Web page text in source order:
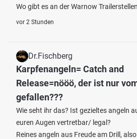
Wo gibt es an der Warnow
vor 2 Stunden
Dr.Fischberg
Karpfenangeln= Catch and
Release=nööö, der ist nur
gefallen???
Wie seht ihr das? Ist gezieltes angeln
euren Augen vertretbar/ legal?
Reines angeln aus Freude am Drill,